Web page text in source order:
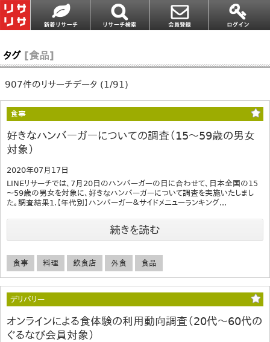
タグ [食品]
907件のリサーチデータ (1/91)
食事
好きなハンバーガーについての調査（15～59歳の男女
対象）
2020年07月17日
LINEリサーチでは、7月20日のハンバーガーの日に合わせて、日本全国の15
～59歳の男女を対象に、好きなハンバーガーについて調査を実施いたしまし
た。調査結果1.【年代別】ハンバーガー＆サイドメニューランキング...
続きを読む
食事 料理 飲食店 外食 食品
デリバリー
オンラインによる食体験の利用動向調査（20代～60代の
ぐるなび会員対象）